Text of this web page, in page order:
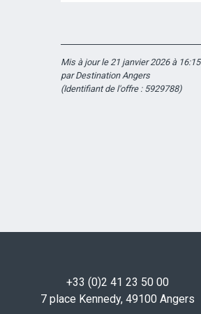
Mis à jour le 21 janvier 2026 à 16:15
par Destination Angers
(Identifiant de l'offre : 5929788)
+33 (0)2 41 23 50 00
7 place Kennedy, 49100 Angers